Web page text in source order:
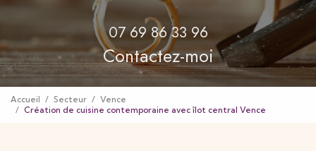
07 69 86 33 96
Contactez-moi
Accueil Secteur
Vence
Création de cuisine contemporaine avec îlot central Vence